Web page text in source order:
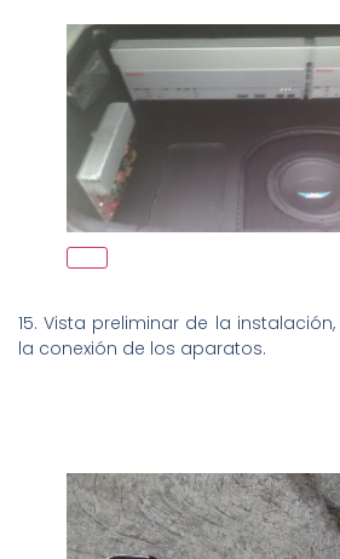
15. Vista preliminar de la
la conexión de los aparatos.